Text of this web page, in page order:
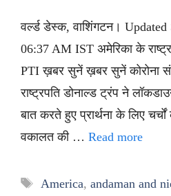
वर्ल्ड डेस्क, वाशिंगटन।
06:37 AM IST अमेरिका के
PTI ख़बर सुनें ख़बर सुनें कोरोना
राष्ट्रपति डोनाल्ड ट्रंप ने
बात करते हुए प्रार्थना के लिए
वकालत की … Read more
Tags
America, andaman and